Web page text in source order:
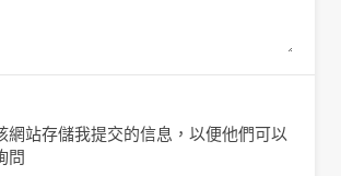
網站存儲我提交的信息，以便他們可以
問